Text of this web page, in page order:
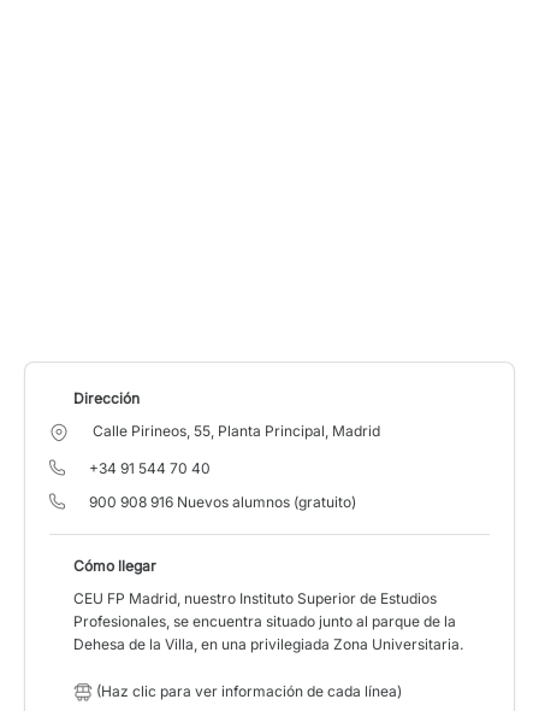
Dirección
Calle Pirineos, 55, Planta Principal, Madrid
+34 91 544 70 40
900 908 916 Nuevos alumnos (gratuito)
Cómo llegar
CEU FP Madrid, nuestro Instituto Superior de Estudios
Profesionales, se encuentra situado junto al parque de la
Dehesa de la Villa, en una privilegiada Zona Universitaria.
(Haz clic para ver información de cada línea)